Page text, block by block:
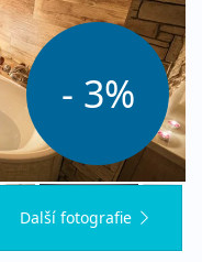
- 3%
Další fotografie